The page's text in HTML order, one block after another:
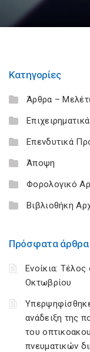
Κατηγορίες
Άρθρα –
Επενδυτικά
Άποψη
Φορολογικό
Βιβλιοθήκη
Πρόσφατα άρθρα
Ενοίκια:
Οκτωβρίου
ανάδειξη της
του
πνευματικών